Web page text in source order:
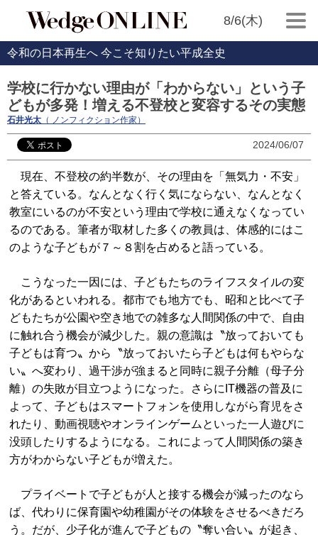
8/6(木)
令和の日本再生へ 今こそ知りたい平成全史
学校に行かない理由が「わからない」という子
どもが多発！増える不登校と変容するその実態
石井光太 （ ノンフィクション作家）
2024/06/07
現在、不登校の約半数が、その理由を「無気力・不安」
と答えている。なんとなく行く気にならない、なんとなく
教室にいるのが不安という理由で学校に通えなくなってい
るのである。筆者が取材した多くの教員は、体感的にはこ
のような子どもが７～８割を占めると語っている。
こうなった一因には、子どもたちのライフスタイルの変
化があるといわれる。都市でも地方でも、昭和と比べて子
どもたちが公園や空き地での雑多な人間関係の中で、自由
に触れ合う機会が減少した。親の意識は〝放っておいても
子どもは育つ〟から〝放っておいたら子どもは何もやらな
い〟へ変わり、過干渉が強まると同時に親子分離（母子分
離）の失敗が目立つようになった。さらにIT機器の普及に
よって、子どもはスマートフォンを使用しながら育児をさ
れたり、動画視聴やオンラインゲームといった一人遊びに
没頭したりするようになる。これによって人間関係の築き
方がわからない子どもが増えた。
プライベートで子どもが人と接する機会が減ったのなら
ば、代わりに保育園や幼稚園がその体験をさせるべきだろ
う。だが、少子化が進んで子どもの〝奪い合い〟が起き、